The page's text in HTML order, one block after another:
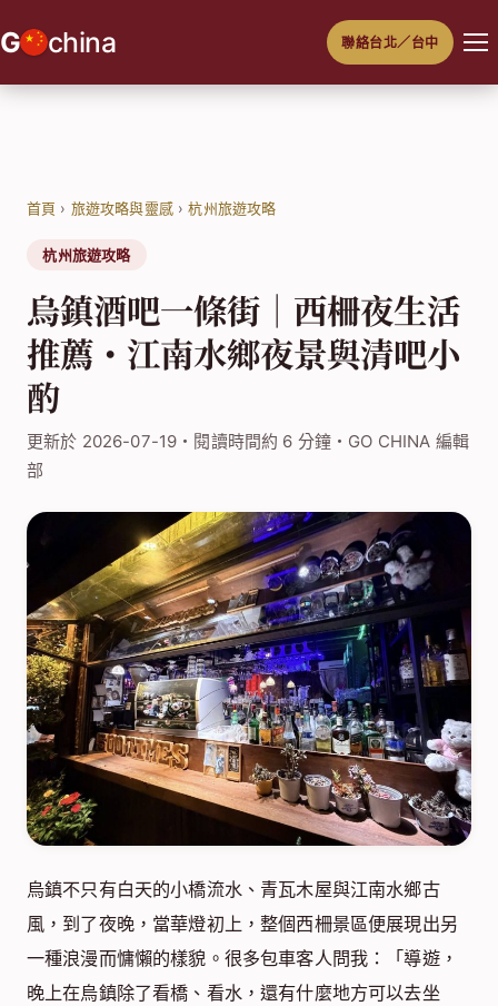
至
G china 聯絡台北／台中
首頁 › 旅遊攻略與靈感›杭州旅遊攻略
杭州旅遊攻略
烏鎮酒吧一條街｜西柵夜生活
推薦・江南水鄉夜景與清吧小
酌
更新於 2026-07-19・閱讀時間約 6 分鐘・GO CHINA 編輯
部
烏鎮不只有白天的小橋流水、青瓦木屋與江南水鄉古
風，到了夜晚，當華燈初上，整個西柵景區便展現出另
一種浪漫而慵懶的樣貌。很多包車客人問我：「導遊，
晚上在烏鎮除了看橋、看水，還有什麼地方可以去坐